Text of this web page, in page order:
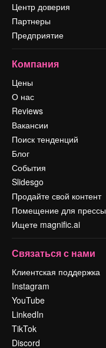
Центр доверия
Партнеры
Предприятие
Компания
Цены
О нас
Reviews
Вакансии
Поиск тенденций
Блог
События
Slidesgo
Продайте свой контент
Помещение для прессы
Ищете magnific.ai
Связаться с нами
Клиентская поддержка
Instagram
YouTube
LinkedIn
TikTok
Discord